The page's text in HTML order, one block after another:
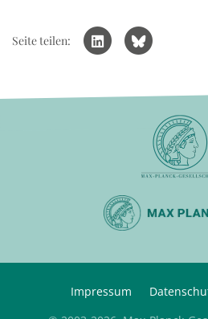
Seite teilen:
Impressum